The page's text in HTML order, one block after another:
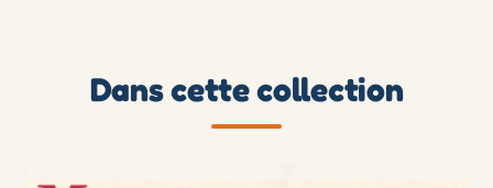
Dans cette collection